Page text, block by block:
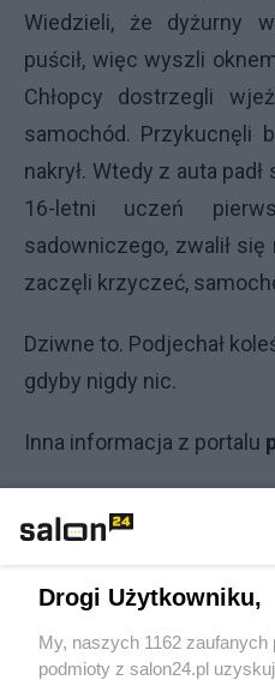
Wiedzieli, że dyżurny
puścił, więc wyszli
Chłopcy dostrzegli
samochód. Przykucnęli
nakrył. Wtedy z auta
16-letni uczeń
sadowniczego, zwalił się
zaczęli krzyczeć,
Dziwne to. Podjechał
gdyby nigdy nic.
Inna informacja z portalu
kilkanaście ciosów
zadzwonił po
reanimacji, dziewczyna
Drogi Użytkowniku,
My, naszych 1162 zaufanych
podmioty z salon24.pl